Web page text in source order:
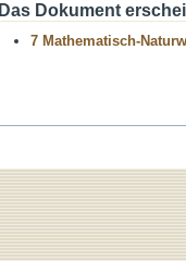
Das Dokument
7 Mathematisch-